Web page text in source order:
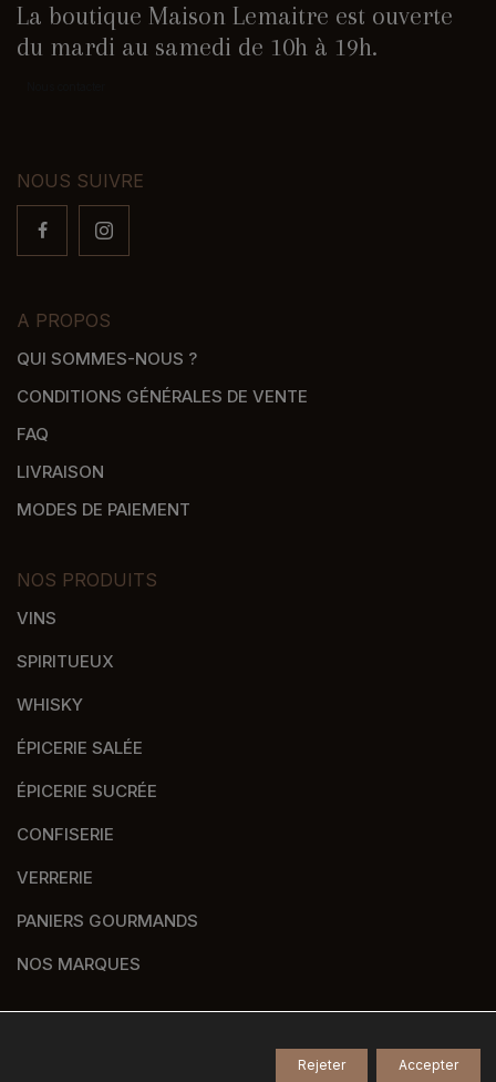
La boutique Maison Lemaitre est ouverte
du mardi au samedi de 10h à 19h.
NOUS SUIVRE
A PROPOS
QUI SOMMES-NOUS ?
CONDITIONS GÉNÉRALES DE VENTE
FAQ
LIVRAISON
MODES DE PAIEMENT
NOS PRODUITS
VINS
SPIRITUEUX
WHISKY
ÉPICERIE SALÉE
ÉPICERIE SUCRÉE
CONFISERIE
VERRERIE
PANIERS GOURMANDS
NOS MARQUES
Tous droits réservés - Accepter
Rejeter